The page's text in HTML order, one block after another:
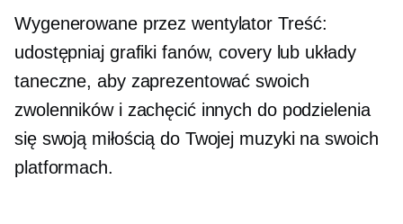
Wygenerowane przez wentylator Treść:
udostępniaj grafiki fanów, covery lub układy
taneczne, aby zaprezentować swoich
zwolenników i zachęcić innych do podzielenia
się swoją miłością do Twojej muzyki na swoich
platformach.